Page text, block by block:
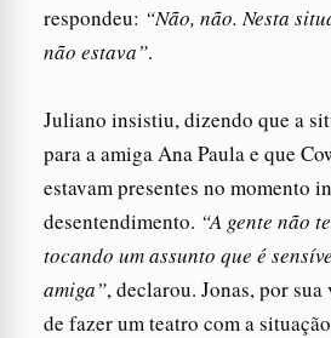
respondeu: “Não, não. Nesta
não estava”.
Juliano insistiu, dizendo que a
para a amiga Ana Paula e que
estavam presentes no momento
desentendimento. “A gente não
tocando um assunto que é
amiga”, declarou. Jonas, por
de fazer um teatro com a